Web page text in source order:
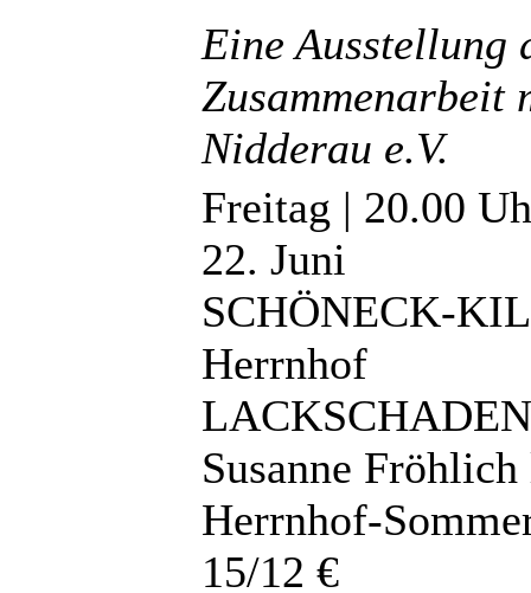
Eine Ausstellung
Zusammenarbeit
Nidderau e.V.
Freitag | 20.00
22. Juni
SCHÖNECK-
Herrnhof
Susanne
Herrnhof-
15/12 €